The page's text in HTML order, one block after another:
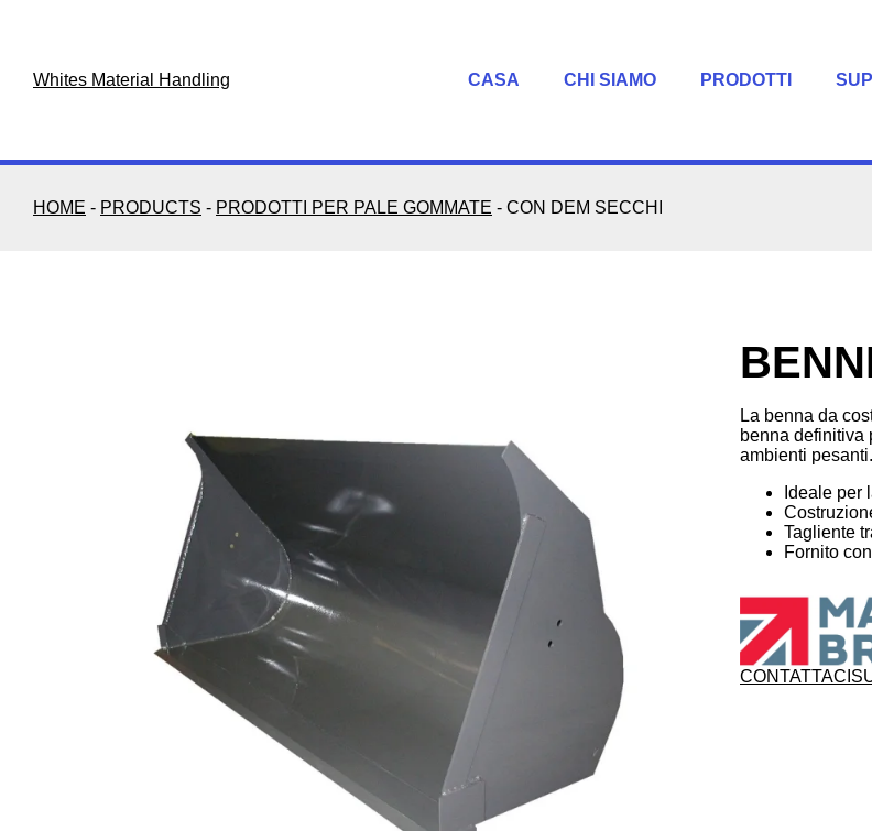
Whites Material Handling
CASA CHI SIAMO PRODOTTI
HOME - PRODUCTS - PRODOTTI PER PALE GOMMATE - CON DEM SECCHI
La benna da
benna definitiva
ambienti pesanti.
Ideale per
Tagliente
Fornito
CONTATTACI